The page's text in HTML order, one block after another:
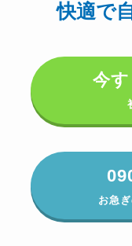
快適で
今す
お急